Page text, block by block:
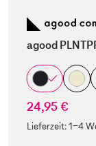
agood
24,95 €
Lieferzeit:1-4